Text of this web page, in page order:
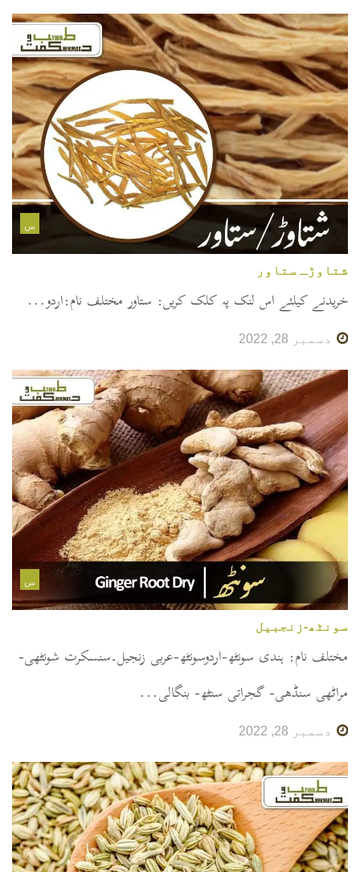
س
شتاوڑـ ستاور
خریدنے کیلئے اس لنک پہ کلک کریں: ستاور مختلف نام:اردو...
دسمبر 28, 2022
س
سونٹھ-زنجبیل
مختلف نام: ہندی سونٹھ-اردوسونٹھ-عربی زنجیل۔سنسکرت شونٹھی-
مراٹھی سنڈھی- گجراتی سنٹھ- بنگالی...
دسمبر 28, 2022